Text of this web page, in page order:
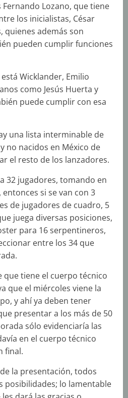
Fernando Lozano, que tiene
los inicialistas, César
quienes además son
pueden cumplir funciones
Wicklander, Emilio
como Jesús Huerta y
puede cumplir con esa
una lista interminable de
no nacidos en México de
el resto de los lanzadores.
32 jugadores, tomando en
si se van con 3
de jugadores de cuadro, 5
juega diversas posiciones,
para 16 serpentineros,
entre los 34 que
que tiene el cuerpo técnico
que el miércoles viene la
y ahí ya deben tener
presentar a los más de 50
sólo evidenciaría las
en el cuerpo técnico
final.
la presentación, todos
posibilidades; lo lamentable